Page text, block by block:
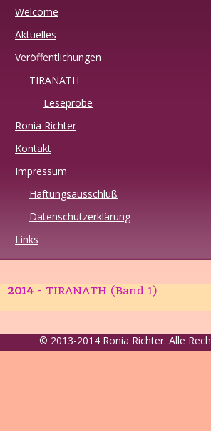
Welcome
Aktuelles
Veröffentlichungen
TIRANATH
Leseprobe
Ronia Richter
Kontakt
Impressum
Haftungsausschluß
Datenschutzerklärung
Links
2014 - TIRANATH (Band 1)
© 2013-2014 Ronia Richter. Alle